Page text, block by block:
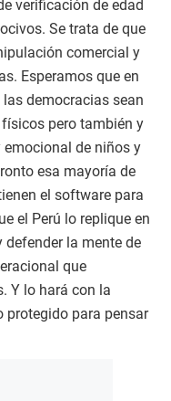
verificación de edad
Se trata de que
comercial y
Esperamos que en
democracias sean
pero también y
de niños y
esa mayoría de
el software para
el Perú lo replique en
la mente de
que
Y lo hará con la
protegido para pensar